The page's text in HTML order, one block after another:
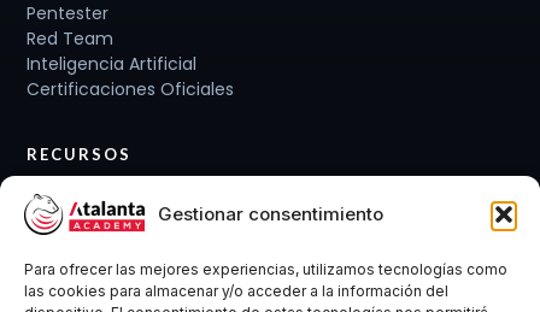
Gestionar consentimiento
Para ofrecer las mejores experiencias, utilizamos tecnologías como
las cookies para almacenar y/o acceder a la información del
Pentester
Red Team
Inteligencia Artificial
Certificaciones Oficiales
RECURSOS
Planes de carrera
Cursos y Packs
Conócenos